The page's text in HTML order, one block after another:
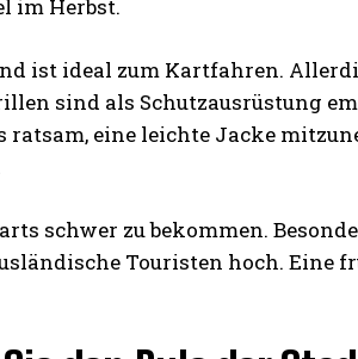
im Herbst.
ist ideal zum Kartfahren.
sind als Schutzausrüstung
eine leichte Jacke
schwer zu bekommen.
Touristen hoch. Eine